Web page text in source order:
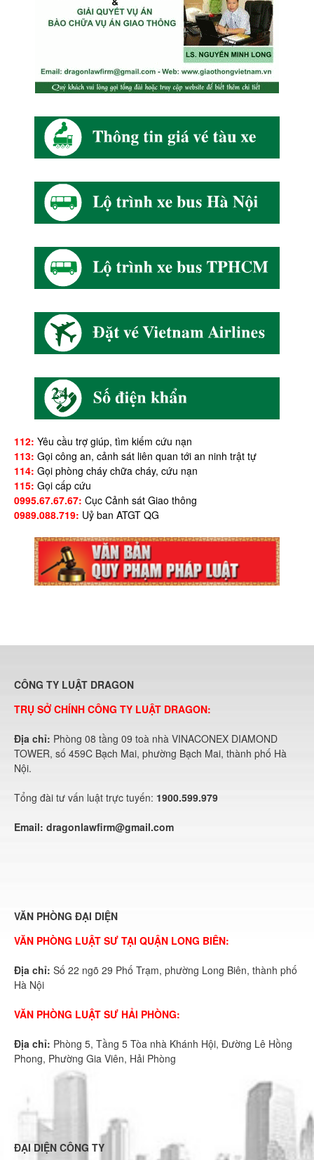
112: Yêu cầu trợ giúp, tìm kiếm cứu nạn
113: Gọi công an, cảnh sát liên quan tới an ninh trật tự
114: Gọi phòng cháy chữa cháy, cứu nạn
115: Gọi cấp cứu
0995.67.67.67: Cục Cảnh sát Giao thông
0989.088.719: Uỷ ban ATGT QG
CÔNG TY LUẬT DRAGON
TRỤ SỞ CHÍNH CÔNG TY LUẬT DRAGON:
Địa chỉ: Phòng 08 tầng 09 toà nhà VINACONEX DIAMOND
TOWER, số 459C Bạch Mai, phường Bạch Mai, thành phố Hà
Nội.
Tổng đài tư vấn luật trực tuyến: 1900.599.979
Email: dragonlawfirm@gmail.com
VĂN PHÒNG ĐẠI DIỆN
VĂN PHÒNG LUẬT SƯ TẠI QUẬN LONG BIÊN:
Địa chỉ: Số 22 ngõ 29 Phố Trạm, phường Long Biên, thành phố
Hà Nội
VĂN PHÒNG LUẬT SƯ HẢI PHÒNG:
Địa chỉ: Phòng 5, Tầng 5 Tòa nhà Khánh Hội, Đường Lê Hồng
Phong, Phường Gia Viên, Hải Phòng
ĐẠI DIỆN CÔNG TY